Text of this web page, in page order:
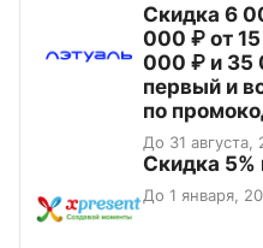
Скидка 6
000 ₽ от
000 ₽ и 35
первый и
по
До 31 августа,
Скидка 5%
До 1 января,